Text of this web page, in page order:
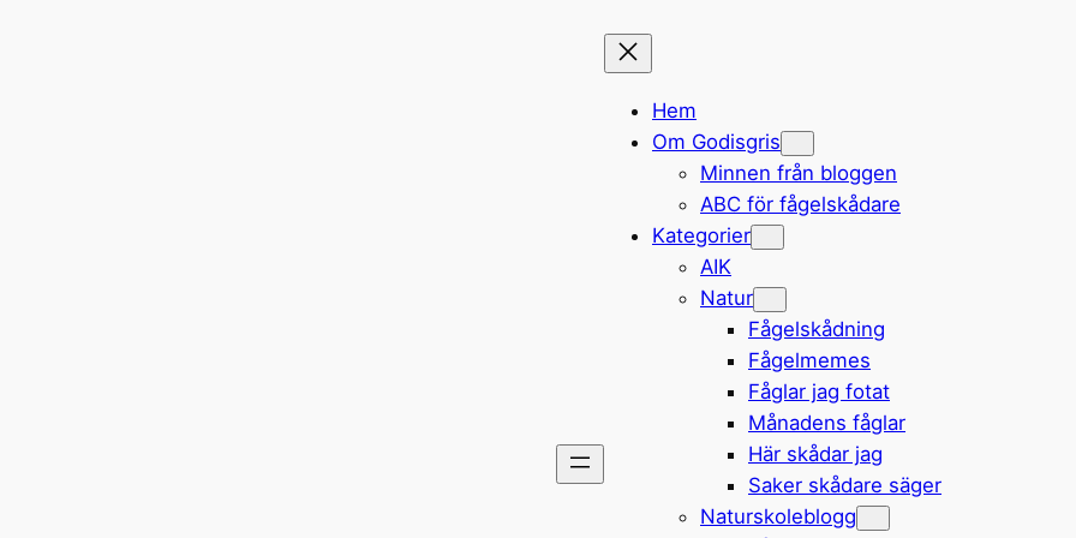
Hem
Om Godisgris
Minnen från bloggen
ABC för fågelskådare
Kategorier
AIK
Natur
Fågelskådning
Fågelmemes
Fåglar jag fotat
Månadens fåglar
Här skådar jag
Saker skådare säger
Naturskoleblogg